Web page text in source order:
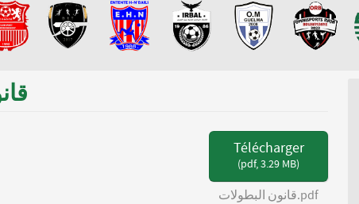
Télécharger
(pdf,3.29 MB)
قانون البطولات.pdf